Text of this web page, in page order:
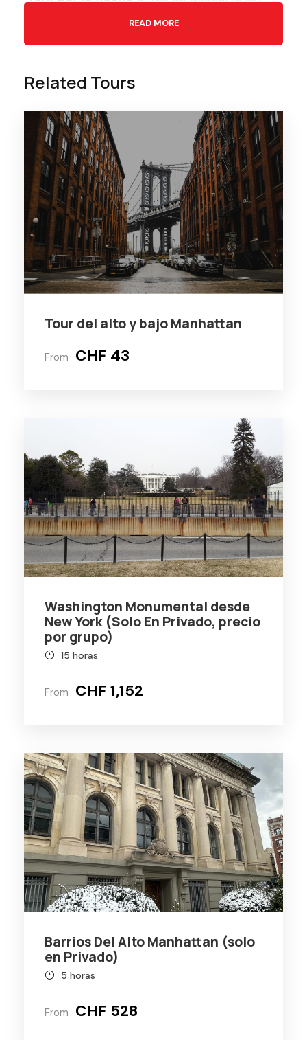
READ MORE
Related Tours
Tour del alto y bajo Manhattan
From CHF 43
Washington Monumental desde
New York (Solo En Privado, precio
por grupo)
From CHF 1,152
15 horas
Barrios Del Alto Manhattan (solo
en Privado)
From CHF 528
5 horas